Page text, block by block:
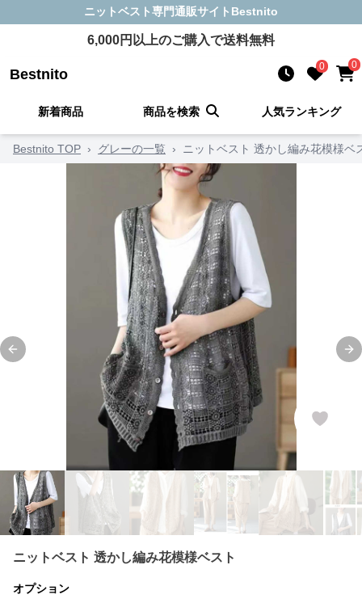
ニットベスト専門通販サイト Bestnito
6,000円以上のご購入で送料無料
Bestnito 0 0
新着商品 商品を検索 人気ランキング
Bestnito TOP › グレーの一覧 › ニットベスト 透かし編み花模様ベ
Previous slide
ニットベスト 透かし編み花模様ベスト
オプション